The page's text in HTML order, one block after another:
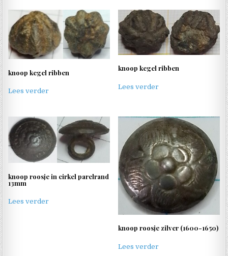
knoop kegel ribben
Lees verder
knoop kegel ribben
Lees verder
knoop roosje in cirkel parelrand
13mm
Lees verder
knoop roosje zilver (1600-1650)
Lees verder